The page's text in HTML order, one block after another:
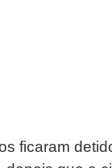
ficaram